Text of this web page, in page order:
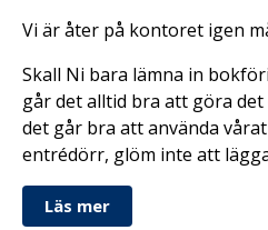
Vi är åter på kontoret igen
Skall Ni bara lämna in
går det alltid bra att göra
det går bra att använda
entrédörr, glöm inte att
Läs mer